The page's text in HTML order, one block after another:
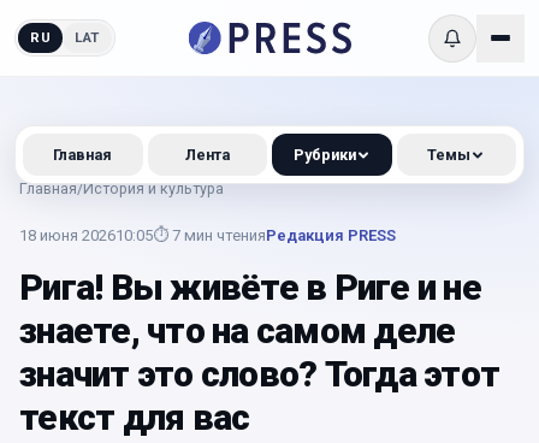
RU LAT
Главная/История и культура
18 июня 202610:05⏱ 7 мин чтенияРедакция PRESS
Рига! Вы живёте в Риге и не
знаете, что на самом деле
значит это слово? Тогда этот
текст для вас
Главная Лента Рубрики Темы